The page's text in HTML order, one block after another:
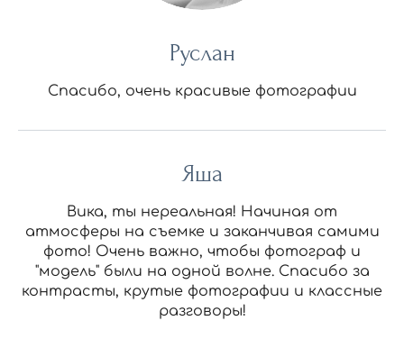
Руслан
Спасибо, очень красивые фотографии
Яша
Вика, ты нереальная! Начиная от
атмосферы на съемке и заканчивая самими
фото! Очень важно, чтобы фотограф и
"модель" были на одной волне. Спасибо за
контрасты, крутые фотографии и классные
разговоры!